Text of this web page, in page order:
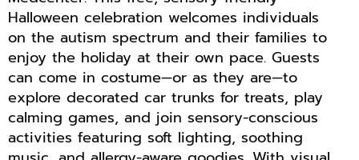
Halloween celebration welcomes individuals
on the autism spectrum and their families to
enjoy the holiday at their own pace. Guests
can come in costume—or as they are—to
explore decorated car trunks for treats, play
calming games, and join sensory-conscious
activities featuring soft lighting, soothing